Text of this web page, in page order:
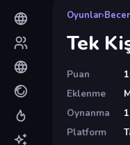
Oyunlar›
Tek
Puan
Eklenme
Oynanma
Platform